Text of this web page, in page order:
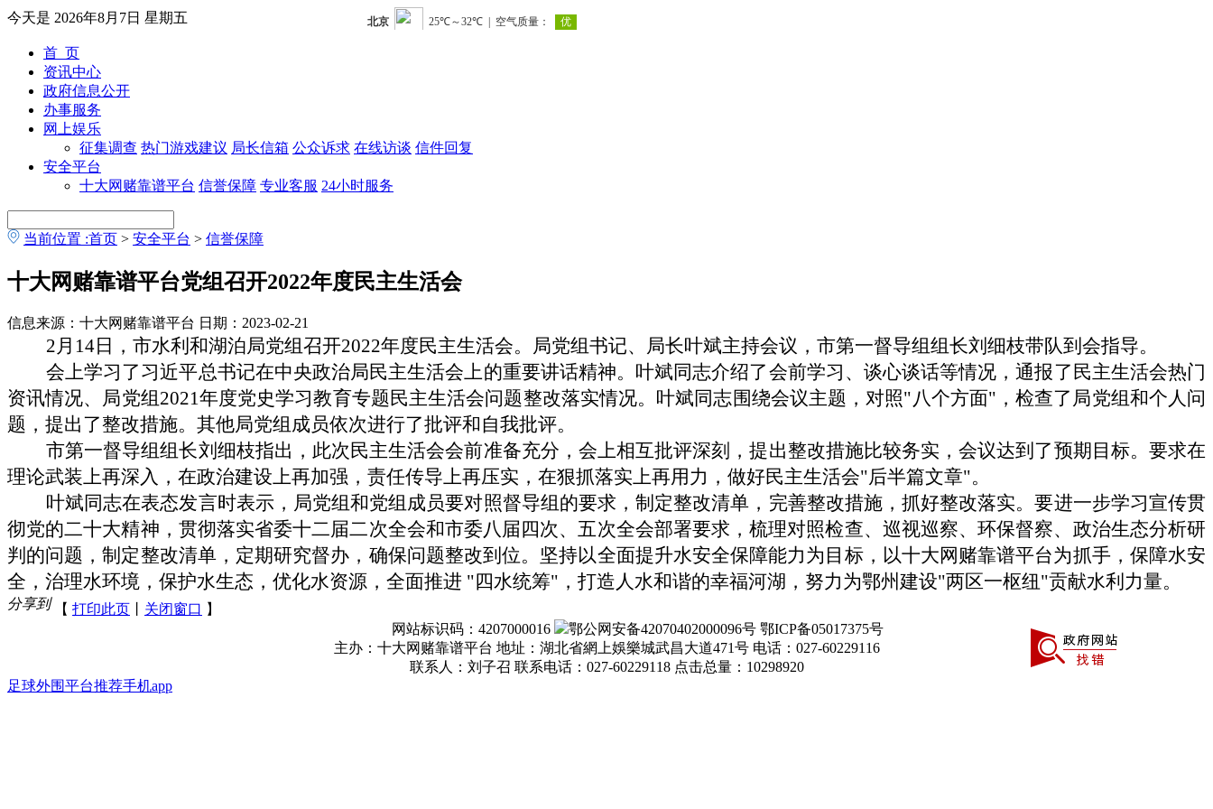
今天是 2026年8月7日 星期五
首 页
资讯中心
政府信息公开
办事服务
网上娱乐
征集调查 热门游戏建议 局长信箱 公众诉求 在线访谈 信件回复
安全平台
十大网赌靠谱平台 信誉保障 专业客服 24小时服务
当前位置 :首页 > 安全平台 > 信誉保障
十大网赌靠谱平台党组召开2022年度民主生活会
信息来源：十大网赌靠谱平台 日期：2023-02-21
2月 14日 ， 市水利和湖泊局党组召开2022年度民主生活会。 局党组书记、局长叶斌主持会议 ， 市第一督导组组长刘细枝带队到会指导。
会上学习了习近平总书记在中央政治局民主生活会上的重要讲话精神。 叶斌同志介绍了会前学习、谈心谈话等情况，通报了民主生活会热门
资讯情况、局党组2021年度党史学习教育专题民主生活会问题整改落实情况。叶斌同志围绕会议主题，对照"八个方面"，检查了局党组和个人问
题，提出了整改措施。其他局党组成员依次进行了批评和自我批评。
市第一督导组组长刘细枝指出，此次民主生活会会前准备充分，会上相互批评深刻，提出整改措施比较务实，会议达到了预期目标。要求在
理论武装上再深入，在政治建设上再加强，责任传导上再压实，在狠抓落实上再用力，做好民主生活会"后半篇文章"。
叶斌同志在表态发言时表示，局党组和党组成员要对照督导组的要求，制定整改清单，完善整改措施，抓好整改落实。要进一步学习宣传贯
彻党的二十大精神，贯彻落实省委十二届二次全会和市委八届四次、五次全会部署要求，梳理对照检查、巡视巡察、环保督察、政治生态分析研
判的问题，制定整改清单， 定期研究督办，确保问题整改到位。 坚持以全面提升水安全保障能力为目标，以十大网赌靠谱平台为抓手，保障水安
全，治理水环境，保护水生态，优化水资源，全面推进 "四水统筹"，打造人水和谐的幸福河湖，努力为鄂州建设"两区一枢纽"贡献水利力量。
分享到 【 打印此页 关闭窗口 】
网站标识码：4207000016
鄂公网安备42070402000096号 鄂ICP备05017375号
主办：十大网赌靠谱平台 地址：湖北省網上娛樂城武昌大道471号 电话：027-60229116
联系人：刘子召 联系电话：027-60229118 点击总量： 10298920
足球外围平台推荐手机app